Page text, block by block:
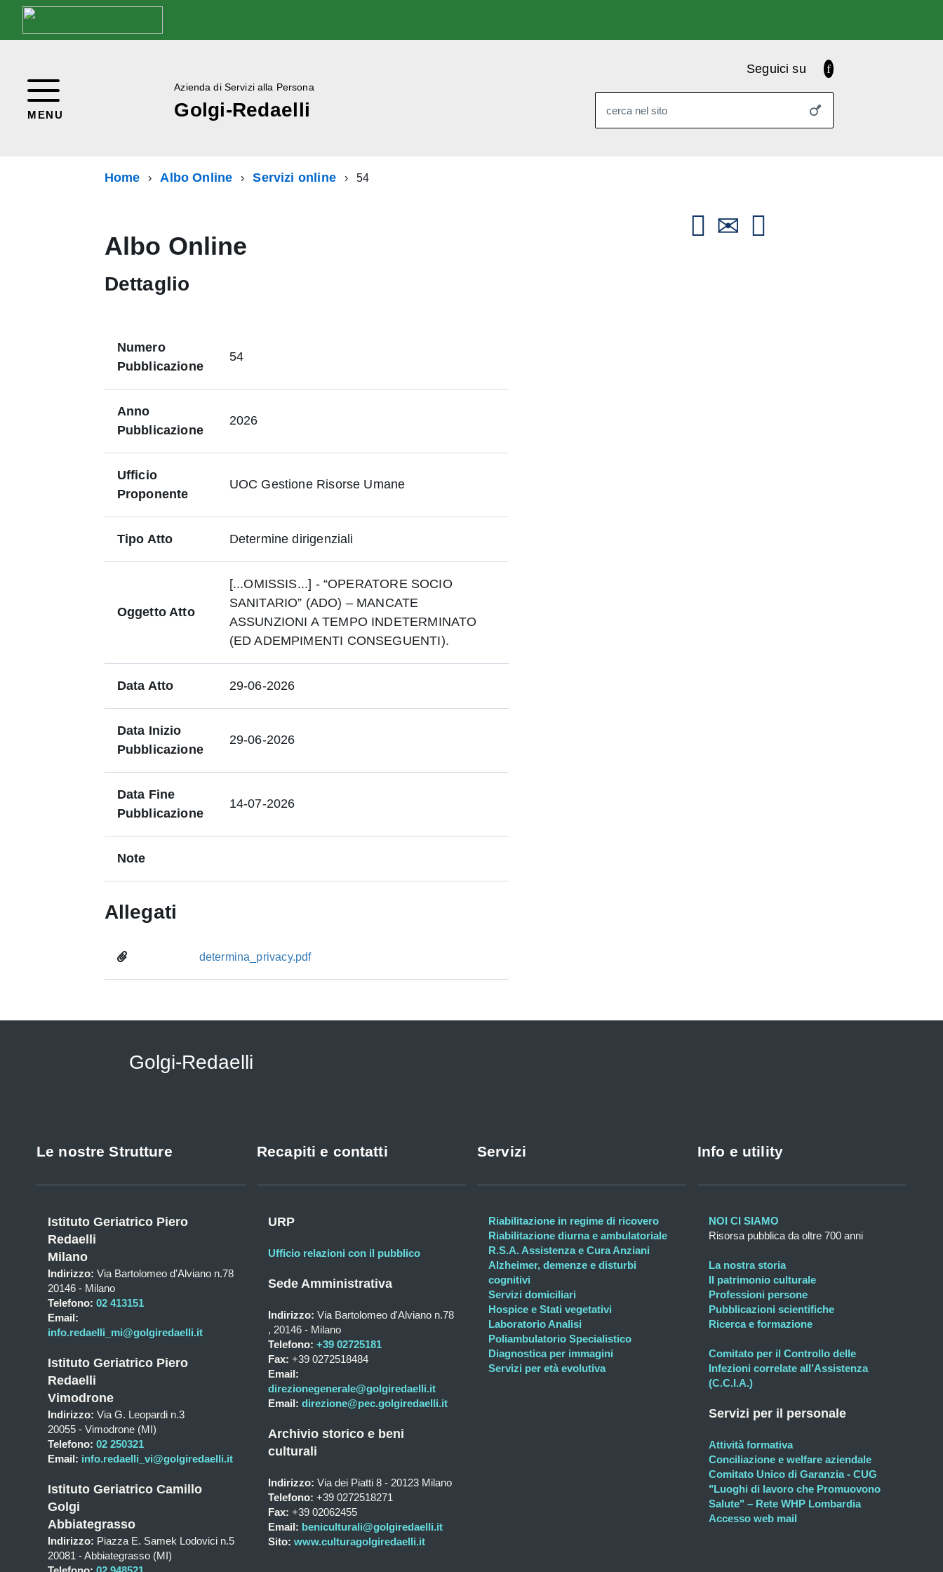
MENU
Azienda di Servizi alla Persona
Golgi-Redaelli
Seguici su
cerca nel sito
Home Albo Online Servizi online 54
Albo Online
Dettaglio
Numero
Pubblicazione
54
Anno
Pubblicazione
2026
Ufficio
Proponente
UOC Gestione Risorse Umane
Tipo Atto Determine dirigenziali
Oggetto Atto
[...OMISSIS...] - “OPERATORE SOCIO
SANITARIO” (ADO) – MANCATE
ASSUNZIONI A TEMPO INDETERMINATO
(ED ADEMPIMENTI CONSEGUENTI).
Data Atto 29-06-2026
Data Inizio
Pubblicazione
29-06-2026
Data Fine
Pubblicazione
14-07-2026
Note
Allegati
determina_privacy.pdf
Golgi-Redaelli
Le nostre Strutture
Istituto Geriatrico Piero
Redaelli
Milano
Indirizzo: Via Bartolomeo d'Alviano n.78
20146 - Milano
Telefono: 02 413151
Email:
info.redaelli_mi@golgiredaelli.it
Istituto Geriatrico Piero
Redaelli
Vimodrone
Indirizzo: Via G. Leopardi n.3
20055 - Vimodrone (MI)
Telefono: 02 250321
Email: info.redaelli_vi@golgiredaelli.it
Istituto Geriatrico Camillo
Golgi
Abbiategrasso
Indirizzo: Piazza E. Samek Lodovici n.5
20081 - Abbiategrasso (MI)
Recapiti e contatti
URP
Ufficio relazioni con il pubblico
Sede Amministrativa
Indirizzo: Via Bartolomeo d'Alviano n.78
, 20146 - Milano
Telefono: +39 02725181
Fax: +39 0272518484
Email:
direzionegenerale@golgiredaelli.it
Email: direzione@pec.golgiredaelli.it
Archivio storico e beni
culturali
Indirizzo: Via dei Piatti 8 - 20123 Milano
Telefono: +39 0272518271
Fax: +39 02062455
Email: beniculturali@golgiredaelli.it
Sito: www.culturagolgiredaelli.it
Servizi
Riabilitazione in regime di ricovero
Riabilitazione diurna e ambulatoriale
R.S.A. Assistenza e Cura Anziani
Alzheimer, demenze e disturbi
cognitivi
Servizi domiciliari
Hospice e Stati vegetativi
Laboratorio Analisi
Poliambulatorio Specialistico
Diagnostica per immagini
Servizi per età evolutiva
Info e utility
NOI CI SIAMO
Risorsa pubblica da oltre 700 anni
La nostra storia
Il patrimonio culturale
Professioni persone
Pubblicazioni scientifiche
Ricerca e formazione
Comitato per il Controllo delle
Infezioni correlate all’Assistenza
(C.C.I.A.)
Servizi per il personale
Attività formativa
Conciliazione e welfare aziendale
Comitato Unico di Garanzia - CUG
"Luoghi di lavoro che Promuovono
Salute" – Rete WHP Lombardia
Accesso web mail